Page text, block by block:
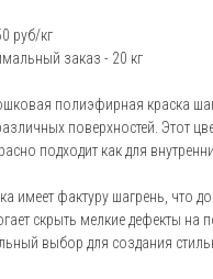
Блог
порошковой
краски
Калькулятор
Отзывы
руб/кг
заказ - 20 кг
полиэфирная краска
поверхностей. Этот
подходит как для
имеет фактуру шагрень, что
скрыть мелкие дефекты на
выбор для создания